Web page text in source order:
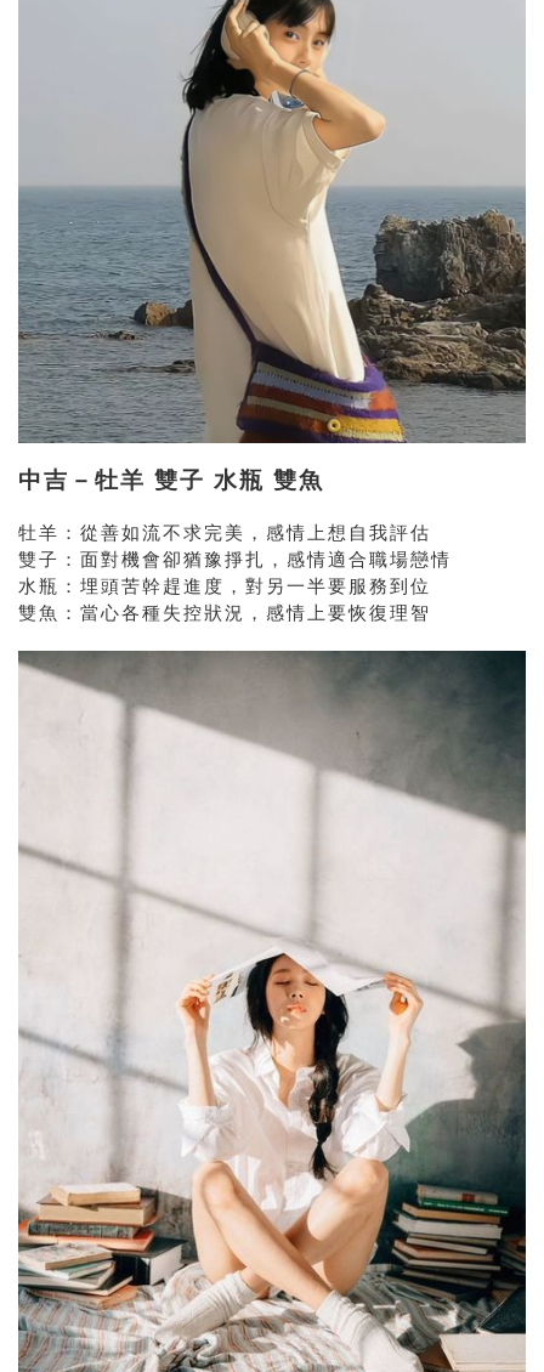
中吉－牡羊 雙子 水瓶 雙魚
牡羊：從善如流不求完美，感情上想自我評估
雙子：面對機會卻猶豫掙扎，感情適合職場戀情
水瓶：埋頭苦幹趕進度，對另一半要服務到位
雙魚：當心各種失控狀況，感情上要恢復理智